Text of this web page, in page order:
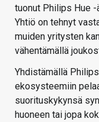
tuonut Philips Hue
Yhtiö on tehnyt
muiden yritysten
vähentämällä
Yhdistämällä
ekosysteemiin
suorituskykynsä
huoneen tai jopa